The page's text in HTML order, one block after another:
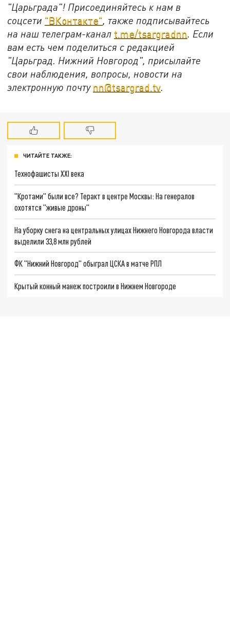
"Царьграда"! Присоединяйтесь к нам в
соцсети "ВКонтакте" , также подписывайтесь
на наш телеграм-канал t.me/tsargradnn . Если
вам есть чем поделиться с редакцией
"Царьград. Нижний Новгород", присылайте
свои наблюдения, вопросы, новости на
электронную почту nn@tsargrad.tv
ЧИТАЙТЕ ТАКЖЕ:
Технофашисты XXI века
"Кротами" были все? Теракт в центре Москвы: На генералов
охотятся "живые дроны"
На уборку снега на центральных улицах Нижнего Новгорода власти
выделили 33,8 млн рублей
ФК "Нижний Новгород" обыграл ЦСКА в матче РПЛ
Крытый конный манеж построили в Нижнем Новгороде